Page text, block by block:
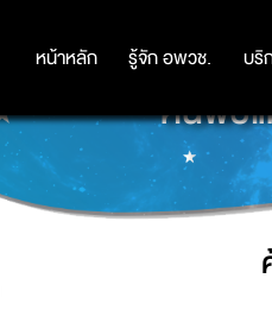
หน้าหลัก รู้จัก อพวช. บริ
หน้าหลัก รู้จัก อพวช. บริ
ค้นพบแ